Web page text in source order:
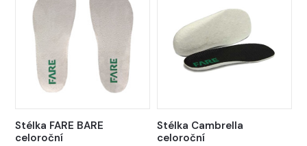
Stélka FARE BARE
celoroční
Stélka Cambrella
celoroční